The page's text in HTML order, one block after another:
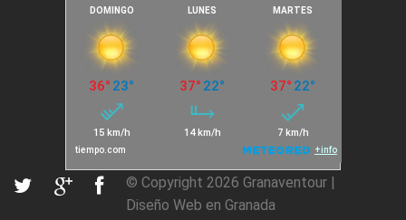
© Copyright 2026 Granaventour |
Diseño Web en Granada